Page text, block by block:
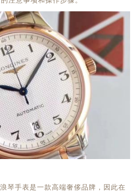
手表是一款高端奢侈品牌，因此在